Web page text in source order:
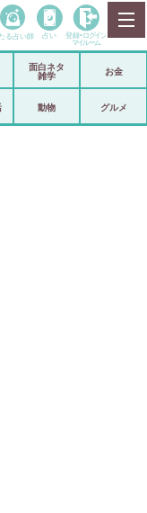
る占い師 占い 登録• ログイン
マイルーム
面白ネタ
雑学
お金
動物 グルメ